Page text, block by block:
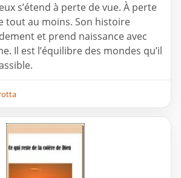
s’étend à perte de vue. À perte
tout au moins. Son histoire
et prend naissance avec
Il est l’équilibre des mondes qu’il